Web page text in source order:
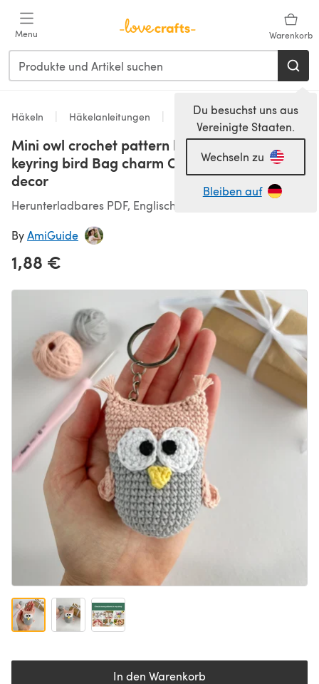
Menu Warenkorb
Du besuchst uns aus
Vereinigte Staaten.
Wechseln zu
Bleiben auf
Häkeln Häkelanleitungen Spielzeug
Mini owl crochet pattern keychain Amigurumi
keyring bird Bag charm Car mirror hanging
decor
Herunterladbares PDF, Englisch
ByAmiGuide
1,88 €
In den Warenkorb